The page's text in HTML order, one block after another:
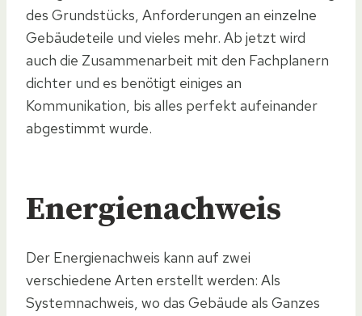
des Grundstücks, Anforderungen an einzelne
Gebäudeteile und vieles mehr. Ab jetzt wird
auch die Zusammenarbeit mit den Fachplanern
dichter und es benötigt einiges an
Kommunikation, bis alles perfekt aufeinander
abgestimmt wurde.
Energienachweis
Der Energienachweis kann auf zwei
verschiedene Arten erstellt werden: Als
Systemnachweis, wo das Gebäude als Ganzes